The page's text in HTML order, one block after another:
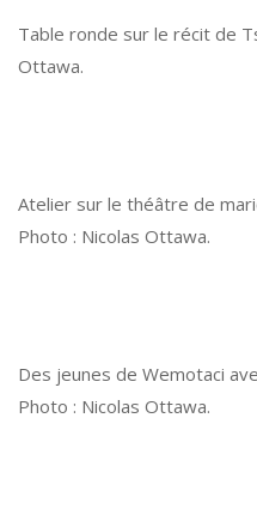
Table ronde sur le récit de
Ottawa.
Atelier sur le théâtre de
Photo : Nicolas Ottawa.
Des jeunes de Wemotaci
Photo : Nicolas Ottawa.